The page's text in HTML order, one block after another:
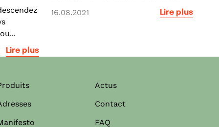
Lire plus
16.08.2021
Lire plus
Actus
Contact
FAQ